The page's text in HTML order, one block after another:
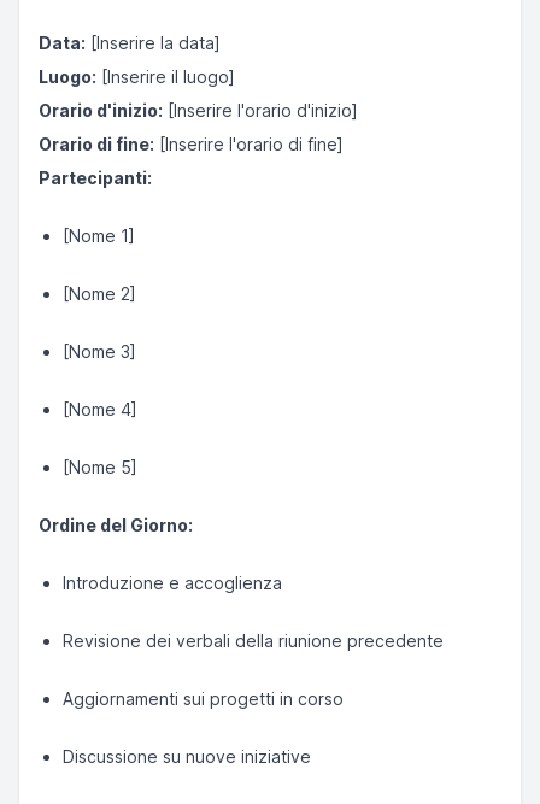
Data: [Inserire la data]
Luogo: [Inserire il luogo]
Orario d'inizio: [Inserire l'orario d'inizio]
Orario di fine: [Inserire l'orario di fine]
Partecipanti:
[Nome 1]
[Nome 2]
[Nome 3]
[Nome 4]
[Nome 5]
Ordine del Giorno:
Introduzione e accoglienza
Revisione dei verbali della riunione precedente
Aggiornamenti sui progetti in corso
Discussione su nuove iniziative